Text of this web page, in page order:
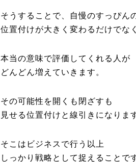
そうすることで、自慢のすっぴん
位置付けが大きく変わるだけでなく
本当の意味で評価してくれる人が
どんどん増えていきます。
その可能性を開くも閉ざすも
見せる位置付けと線引きになりま
そこはビジネスで行う以上
しっかり戦略として捉えることで